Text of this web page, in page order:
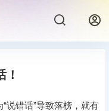
说错话”导致落榜，就有